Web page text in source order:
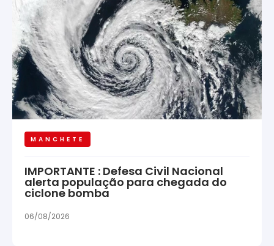
MANCHETE
IMPORTANTE : Defesa Civil Nacional
alerta população para chegada do
ciclone bomba
06/08/2026